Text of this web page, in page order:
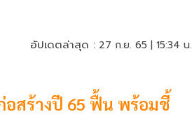
อัปเดตล่าสุด : 27 ก.ย. 65 | 15:34 น.
อสร้างปี 65 ฟื้น พร้อมชี้